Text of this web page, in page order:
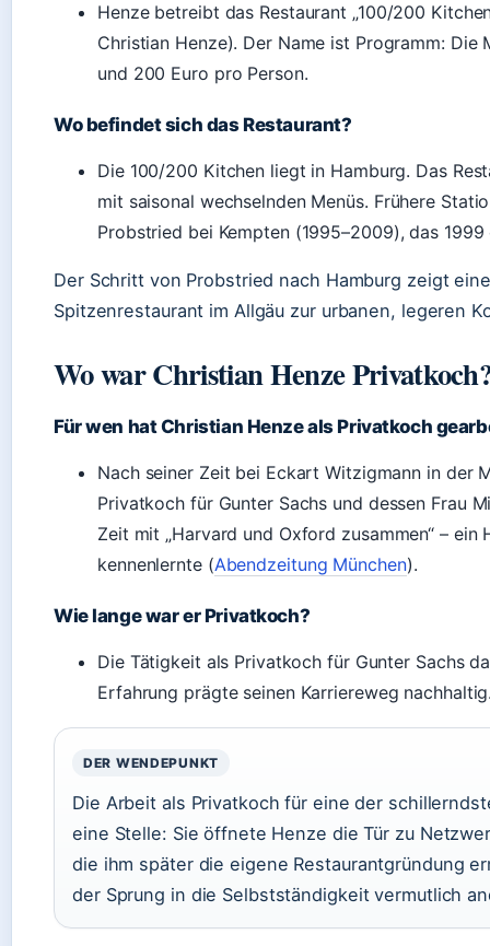
Henze betreibt das Restaurant „100/200
Christian Henze). Der Name ist Programm: Die
und 200 Euro pro Person.
Wo befindet sich das Restaurant?
Die 100/200 Kitchen liegt in Hamburg. Das
mit saisonal wechselnden Menüs. Frühere
Probstried bei Kempten (1995–2009), das
Der Schritt von Probstried nach Hamburg zeigt
Spitzenrestaurant im Allgäu zur urbanen, legeren
Wo war Christian Henze
Für wen hat Christian Henze als Privatkoch
Nach seiner Zeit bei Eckart Witzigmann in der
Privatkoch für Gunter Sachs und dessen Frau
Zeit mit „Harvard und Oxford zusammen“ –
kennenlernte (Abendzeitung München).
Wie lange war er Privatkoch?
Die Tätigkeit als Privatkoch für Gunter Sachs
Erfahrung prägte seinen Karriereweg
DER WENDEPUNKT
Die Arbeit als Privatkoch für eine der
eine Stelle: Sie öffnete Henze die Tür zu
die ihm später die eigene Restaurantgründung
der Sprung in die Selbstständigkeit vermutlich